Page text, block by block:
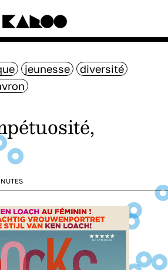
jeunesse
diversité